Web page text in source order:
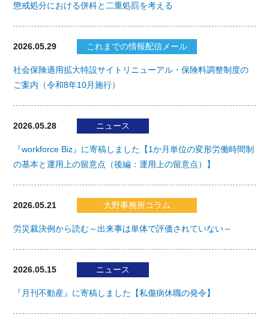
懲戒処分における併科と二重処罰を考える
2026.05.29 これまでの情報配信メール
社会保険適用拡大特設サイトリニューアル・保険料調整制度の
ご案内（令和8年10月施行）
2026.05.28 ニュース
『workforce Biz』に寄稿しました【1か月単位の変形労働時間制
の基本と運用上の留意点（後編：運用上の留意点）】
2026.05.21 大野事務所コラム
労災裁決例から読む～出来事は単体で評価されていない～
2026.05.15 ニュース
『月刊不動産』に寄稿しました【私傷病休職の発令】